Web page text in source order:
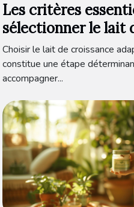
Les critères
sélectionner le lait
croissance
Choisir le lait de croissance
constitue une étape
accompagner...